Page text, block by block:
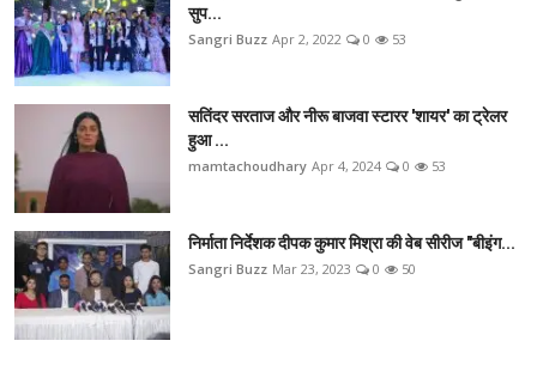
सुप...
Sangri Buzz Apr 2, 2022 0 53
सतिंदर सरताज और नीरू बाजवा स्टारर 'शायर' का ट्रेलर
हुआ ...
mamtachoudhary Apr 4, 2024 0 53
निर्माता निर्देशक दीपक कुमार मिश्रा की वेब सीरीज "बीइंग...
Sangri Buzz Mar 23, 2023 0 50